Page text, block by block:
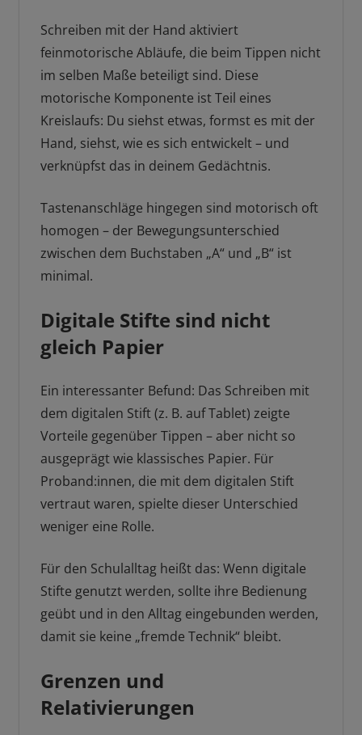
Schreiben mit der Hand aktiviert
feinmotorische Abläufe, die beim Tippen nicht
im selben Maße beteiligt sind. Diese
motorische Komponente ist Teil eines
Kreislaufs: Du siehst etwas, formst es mit der
Hand, siehst, wie es sich entwickelt – und
verknüpfst das in deinem Gedächtnis.
Tastenanschläge hingegen sind motorisch oft
homogen – der Bewegungsunterschied
zwischen dem Buchstaben „A“ und „B“ ist
minimal.
Digitale Stifte sind nicht
gleich Papier
Ein interessanter Befund: Das Schreiben mit
dem digitalen Stift (z. B. auf Tablet) zeigte
Vorteile gegenüber Tippen – aber nicht so
ausgeprägt wie klassisches Papier. Für
Proband:innen, die mit dem digitalen Stift
vertraut waren, spielte dieser Unterschied
weniger eine Rolle.
Für den Schulalltag heißt das: Wenn digitale
Stifte genutzt werden, sollte ihre Bedienung
geübt und in den Alltag eingebunden werden,
damit sie keine „fremde Technik“ bleibt.
Grenzen und
Relativierungen